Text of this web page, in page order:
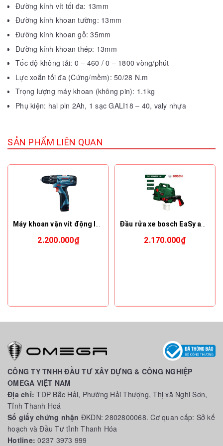
Đường kính vít tối đa: 13mm
Đường kính khoan tường: 13mm
Đường kính khoan gỗ: 35mm
Đường kính khoan thép: 13mm
Tốc độ không tải: 0 – 460 / 0 – 1800 vòng/phút
Lực xoắn tối đa (Cứng/mềm): 50/28 N.m
Trọng lượng máy khoan (không pin): 1.1kg
Phụ kiện: hai pin 2Ah, 1 sạc GALI18 – 40, valy nhựa
SẢN PHẨM LIÊN QUAN
2.200.000₫ 2.170.000₫
CÔNG TY TNHH ĐẦU TƯ XÂY DỰNG & CÔNG NGHIỆP
OMEGA VIỆT NAM
Địa chỉ:TDP Bắc Hải, Phường Hải Thượng, Thị xã Nghi Sơn,
Tỉnh Thanh Hoá
Số giấy chứng nhận ĐKDN: 2802800068. Cơ quan cấp: Sở kế
hoạch và Đầu Tư tỉnh Thanh Hóa
Hotline:0237 3973 999